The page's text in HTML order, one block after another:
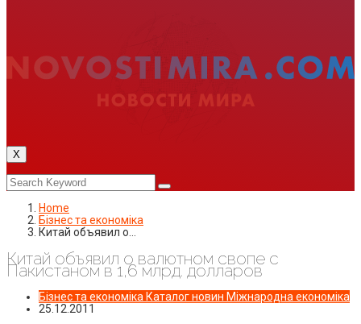
X
Home
Бізнес та економіка
Китай объявил о…
Китай объявил о валютном свопе с
Пакистаном в 1,6 млрд. долларов
Бізнес та економіка Каталог новин Міжнародна економіка
25.12.2011